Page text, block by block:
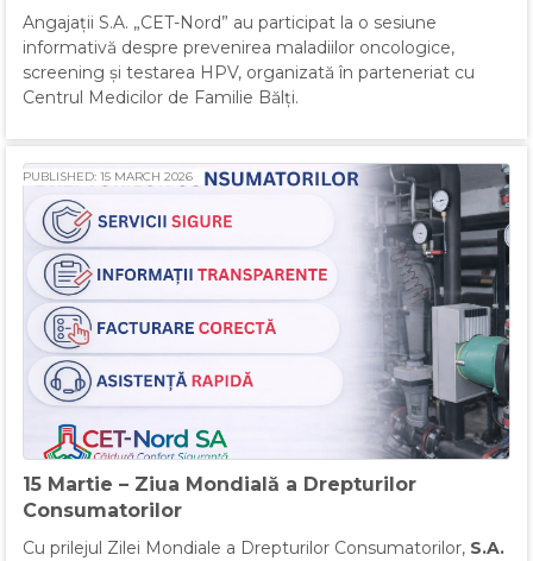
Angajații S.A. „CET-Nord” au participat la o sesiune
informativă despre prevenirea maladiilor oncologice,
screening și testarea HPV, organizată în parteneriat cu
Centrul Medicilor de Familie Bălți.
15 Martie – Ziua Mondială a Drepturilor
Consumatorilor
PUBLISHED: 15 MARCH 2026
Cu prilejul Zilei Mondiale a Drepturilor Consumatorilor, S.A.